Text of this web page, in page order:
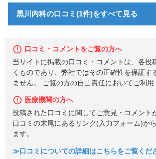
黒川内科の口コミ(1件)をすべて見る
口コミ・コメントをご覧の方へ
当サイトに掲載の口コミ・コメントは、各投
くものであり、弊社ではその正確性を保証す
ません。 ご覧の方の自己責任においてご利用
医療機関の方へ
投稿された口コミに関してご意見・コメント
口コミの末尾にあるリンク(入力フォーム)か
ます。
≫口コミについての詳細はこちらをご覧くだ